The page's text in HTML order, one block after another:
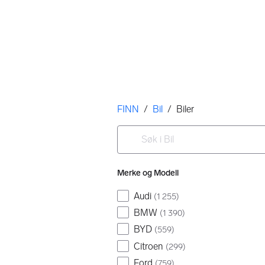
Her er du
FINN / Bil / Biler
Filtre
Søk i Bil
Merke og Modell
Audi (1 255)
BMW (1 390)
BYD (559)
Citroen (299)